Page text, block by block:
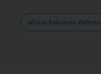
หน้ารวม Raksavee